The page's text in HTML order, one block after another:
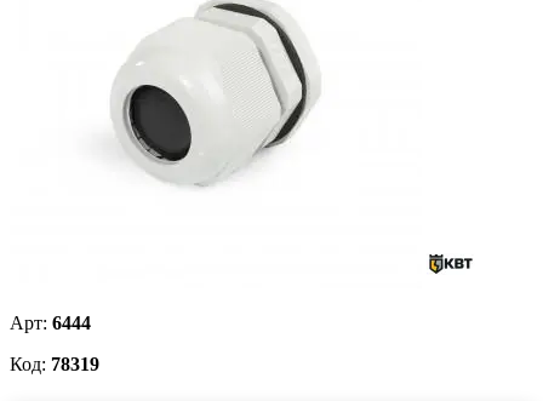
Арт: 6444
Код: 78319